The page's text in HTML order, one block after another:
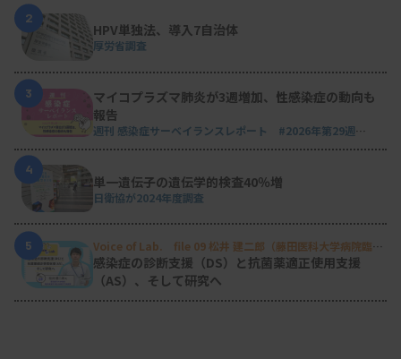
2
HPV単独法、導入7自治体
厚労省調査
3
マイコプラズマ肺炎が3週増加、性感染症の動向も
報告
週刊 感染症サーベイランスレポート #2026年第29週
4
単一遺伝子の遺伝学的検査40％増
日衛協が2024年度調査
5
Voice of Lab. file 09 松井 建二郎（藤田医科大学病院臨床
検査部微生物遺伝子検査室）
感染症の診断支援（DS）と抗菌薬適正使用支援
（AS）、そして研究へ